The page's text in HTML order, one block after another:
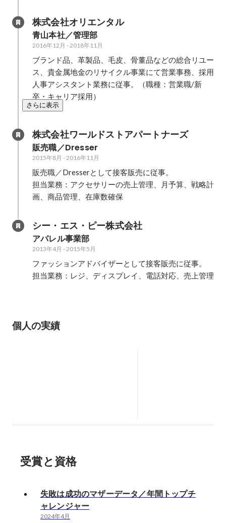
株式会社オリエンタル
青山本社／管理部
2016年12月 -2018年11月
ブランド品、革製品、毛皮、骨董品などの総合リユー
ス、貴金属地金のリサイクル事業にて営業事務、採用
人事アシスタント業務に従事。（職種：営業職/新
卒・キャリア採用）
さらに表示
株式会社ワールドストアパートナーズ
販売職／Dresser
2015年8月 -2016年11月
販売職／Dresserとして接客販売に従事。
担当業務：アクセサリーの売上管理、月予算、戦略計
画、商品管理、在庫数確保
シー・エス・ピー株式会社
アパレル事業部
2013年4月 -2015年5月
ファッションアドバイザーとして接客販売に従事。
担当業務：レジ、ディスプレイ、電話対応、売上管理
個人の実績
受賞と資格
失敗は成功のマザーデータ／年間トップチ
ャレンジャー
2024年4月